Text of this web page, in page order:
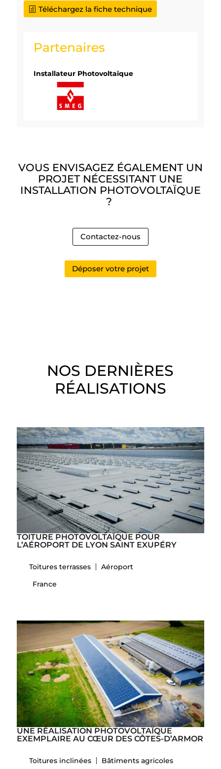
Téléchargez la fiche technique
Partenaires
Installateur Photovoltaïque
VOUS ENVISAGEZ ÉGALEMENT UN
PROJET NÉCESSITANT UNE
INSTALLATION PHOTOVOLTAÏQUE
?
Contactez-nous
Déposer votre projet
NOS DERNIÈRES
RÉALISATIONS
TOITURE PHOTOVOLTAÏQUE POUR
L’AÉROPORT DE LYON SAINT EXUPÉRY
Toitures terrasses
Aéroport
France
UNE RÉALISATION PHOTOVOLTAÏQUE
EXEMPLAIRE AU CŒUR DES CÔTES-D’ARMOR
Toitures inclinées
Bâtiments agricoles